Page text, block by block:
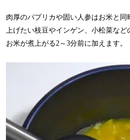
肉厚のパプリカや固い人参はお米と
上げたい枝豆やインゲン、小松菜な
お米が煮上がる2～3分前に加えます。